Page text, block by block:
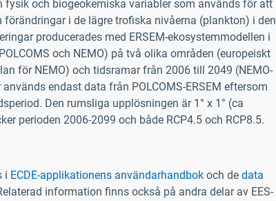
och biogeokemiska variabler som används för att
i de lägre trofiska nivåerna (plankton) i den
producerades med ERSEM-ekosystemmodellen i
och NEMO) på två olika områden (europeiskt
för NEMO) och tidsramar från 2006 till 2049 (NEMO-
används endast data från POLCOMS-ERSEM eftersom
Den rumsliga upplösningen är 1° x 1° (ca
perioden 2006-2099 och både RCP4.5 och RCP8.5.
i ECDE-applikationens användarhandbok och de data
information finns också på andra delar av EES-